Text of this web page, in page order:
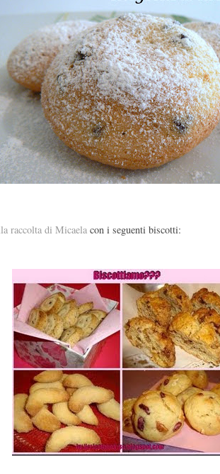
raccolta di Micaela con i seguenti biscotti: